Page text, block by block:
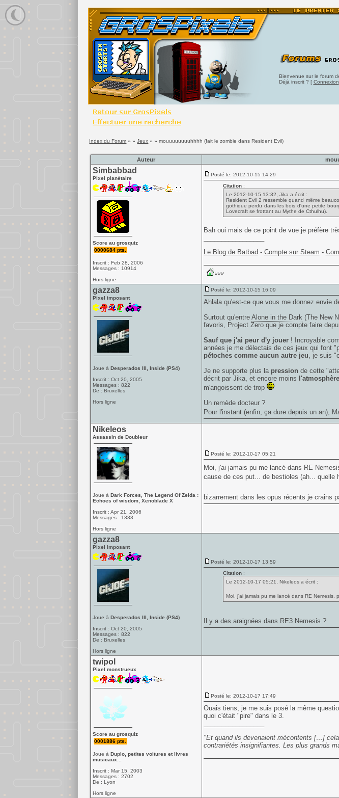
Bienvenue sur le forum
Déjà inscrit ? [ Connexion
Index du Forum » »Jeux » »mouuuuuuuuhhhh (fait le zombie dans Resident Evil)
Auteur
Simbabbad
Pixel planétaire
Score au grosquiz
0000684 pts.
Inscrit : Feb 28, 2006
Messages : 10914
Hors ligne
Posté le: 2012-10-15 14:29
Citation:
Le 2012-10-15 13:32, Jika a écrit :
Resident Evil 2 ressemble quand même
gothique perdu dans les bois d'une petite
Lovecraft se frottant au Mythe de Cthulhu).
Bah oui mais de ce point de vue je préfère
Le Blog de Batbad - Compte sur Steam -
gazza8
Pixel imposant
Joue à Desperados III, Inside (PS4)
Inscrit : Oct 20, 2005
Messages : 822
De : Bruxelles
Hors ligne
Posté le: 2012-10-15 16:09
Ahlala qu'est-ce que vous me donnez envie
Surtout qu'entre Alone in the Dark(The New
favoris, Project Zero que je compte faire
Sauf que j'ai peur d'y jouer! Incroyable
années je me délectais de ces jeux qui font
pétoches comme aucun autre jeu, je suis
Je ne supporte plus la pression de cette
décrit par Jika, et encore moins
m'angoissent de trop
Un remède docteur ?
Pour l'instant (enfin, ça dure depuis un an),
Nikeleos
Assassin de Doubleur
Joue à Dark Forces, The Legend Of Zelda :
Echoes of wisdom, Xenoblade X
Inscrit : Apr 21, 2006
Messages : 1333
Hors ligne
Posté le: 2012-10-17 05:21
Moi, j'ai jamais pu me lancé dans RE
cause de ces put... de bestioles (ah... quelle
bizarrement dans les opus récents je crains
gazza8
Pixel imposant
Joue à Desperados III, Inside (PS4)
Inscrit : Oct 20, 2005
Messages : 822
De : Bruxelles
Hors ligne
Posté le: 2012-10-17 13:59
Citation:
Le 2012-10-17 05:21, Nikeleos a écrit :
Moi, j'ai jamais pu me lancé dans RE Nemesis,
Il y a des araignées dans RE3 Nemesis ?
twipol
Pixel monstrueux
Score au grosquiz
0001886 pts.
Joue à Duplo, petites voitures et livres
musicaux...
Inscrit : Mar 15, 2003
Messages : 2702
De : Lyon
Hors ligne
Posté le: 2012-10-17 17:49
Ouais tiens, je me suis posé la même
quoi c'était "pire" dans le 3.
"Et quand ils devenaient mécontents […]
contrariétés insignifiantes. Les plus grands